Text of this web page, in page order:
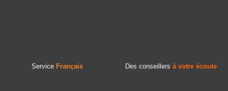
Service Français Des conseillers à votre écoute